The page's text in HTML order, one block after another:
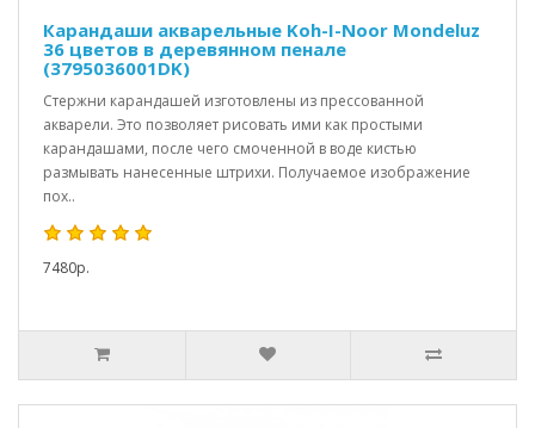
Карандаши акварельные Koh-I-Noor Mondeluz
36 цветов в деревянном пенале
(3795036001DK)
Стержни карандашей изготовлены из прессованной
акварели. Это позволяет рисовать ими как простыми
карандашами, после чего смоченной в воде кистью
размывать нанесенные штрихи. Получаемое изображение
пох..
7480р.